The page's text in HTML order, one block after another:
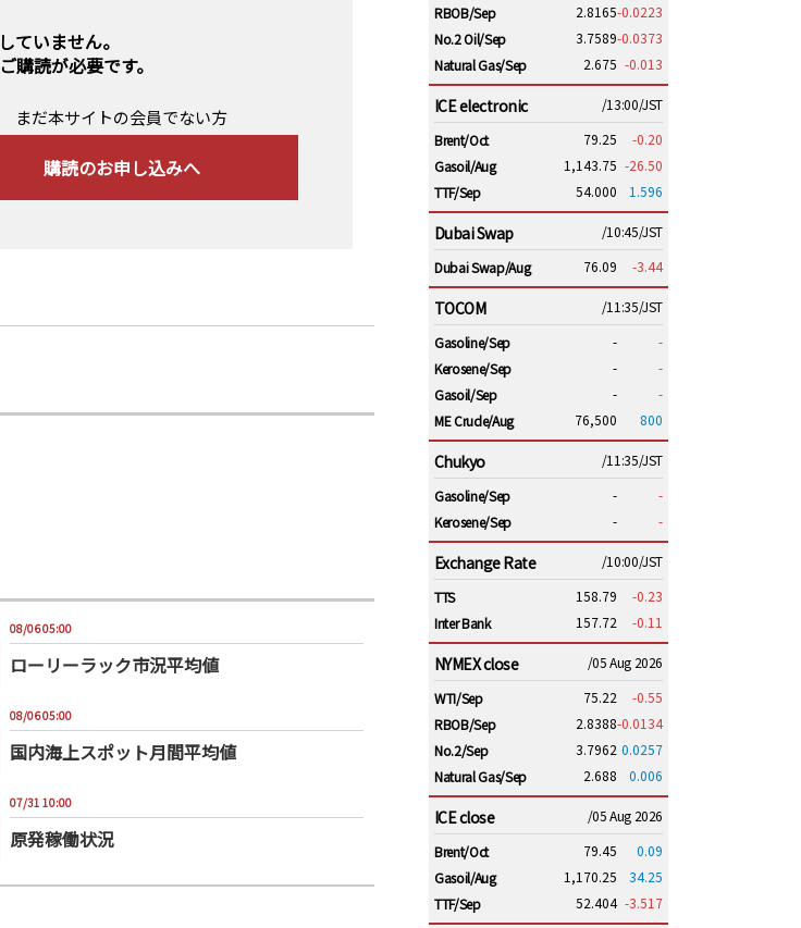
ていません。
購読が必要です。
まだ本サイトの会員でない方
購読のお申し込みへ
08/06 05:00
ローリーラック市況平均値
08/06 05:00
国内海上スポット月間平均値
07/31 10:00
原発稼働状況
RBOB/Sep
2.8165-0.0223
No.2 Oil/Sep
3.7589-0.0373
Natural Gas/Sep
2.675 -0.013
ICE electronic
/13:00/JST
Brent/Oct
79.25
-0.20
Gasoil/Aug
1,143.75 -26.50
TTF/Sep
54.000 1.596
Dubai Swap
/10:45/JST
Dubai Swap/Aug
76.09 -3.44
TOCOM
/11:35/JST
Gasoline/Sep
-
-
Kerosene/Sep
-
-
Gasoil/Sep
-
-
ME Crude/Aug
76,500 800
Chukyo
/11:35/JST
Gasoline/Sep
-
-
Kerosene/Sep
- -
Exchange Rate
/10:00/JST
TTS
158.79
-0.23
Inter Bank
157.72 -0.11
NYMEX close
/05 Aug 2026
WTI/Sep
75.22
-0.55
RBOB/Sep
2.8388-0.0134
No.2/Sep
3.7962 0.0257
Natural Gas/Sep
2.688 0.006
ICE close
/05 Aug 2026
Brent/Oct
79.45
0.09
Gasoil/Aug
1,170.25
34.25
TTF/Sep
52.404 -3.517